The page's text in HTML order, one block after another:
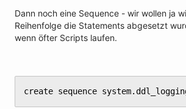
Dann noch eine Sequence - wir wollen ja
Reihenfolge die Statements abgesetzt
wenn öfter Scripts laufen.
create sequence